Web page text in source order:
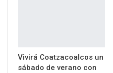
Vivirá Coatzacoalcos un
sábado de verano con